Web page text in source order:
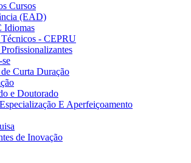
Cursos
(EAD)
Idiomas
Técnicos - CEPRU
Curta Duração
e Doutorado
E Aperfeiçoamento
de Inovação